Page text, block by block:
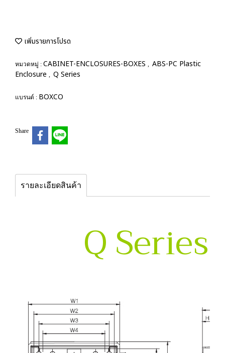
เพิ่มรายการโปรด
หมวดหมู่ : CABINET-ENCLOSURES-BOXES , ABS-PC Plastic
Enclosure , Q Series
แบรนด์ : BOXCO
Share
รายละเอียดสินค้า
Q Series